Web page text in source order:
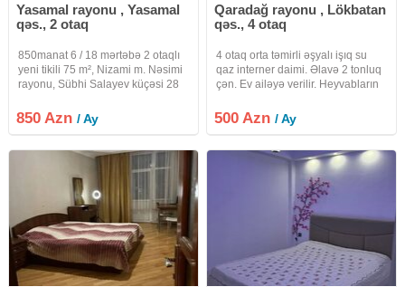
Yasamal rayonu , Yasamal
qəs., 2 otaq
850manat 6 / 18 mərtəbə 2 otaqlı
yeni tikili 75 m², Nizami m. Nəsimi
rayonu, Sübhi Salayev küçəsi 28
Zabitlər bağına 5–8 dəqiqə piyada
məsafədə (28 May metrosuna 10-
850 Azn/ Ay
Qaradağ rayonu , Lökbatan
qəs., 4 otaq
4 otaq orta təmirli əşyalı işıq su
qaz interner daimi. Əlavə 2 tonluq
çən. Ev ailəyə verilir. Heyvabların
Sakitliyə , təmizliyə ruayət edən
şəxslər müraciət etsin.
500 Azn/ Ay